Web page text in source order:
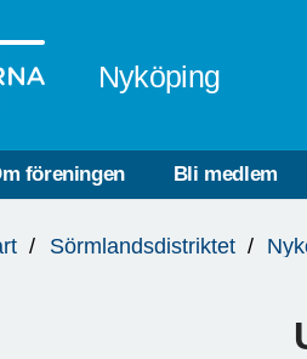
Nyköping
föreningen Bli medlem
Sörmlandsdistriktet